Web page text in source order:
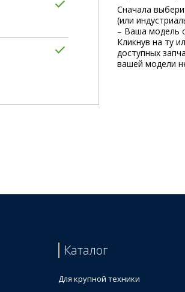
Сначала
(или
– Ваша модель
Кликнув на ту
доступных
вашей модели
Каталог
Для крупной техники